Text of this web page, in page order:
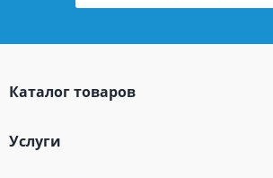
Каталог товаров
Услуги